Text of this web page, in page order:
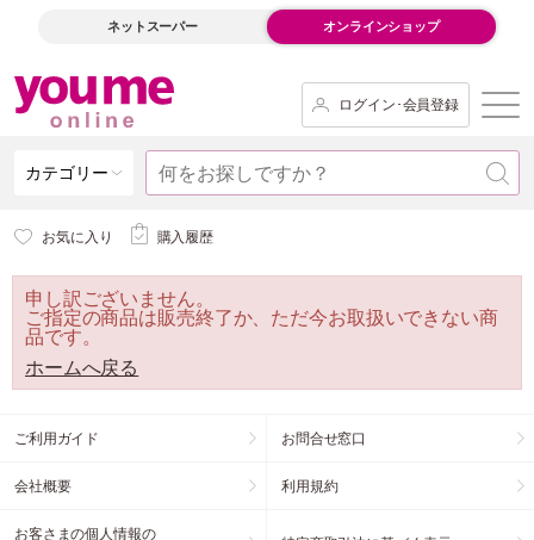
ネットスーパー オンラインショップ
ログイン･会員登録
カテゴリー
お気に入り 購入履歴
申し訳ございません。
ご指定の商品は販売終了か、ただ今お取扱いできない商
品です。
ホームへ戻る
ご利用ガイド お問合せ窓口
会社概要 利用規約
お客さまの個人情報の